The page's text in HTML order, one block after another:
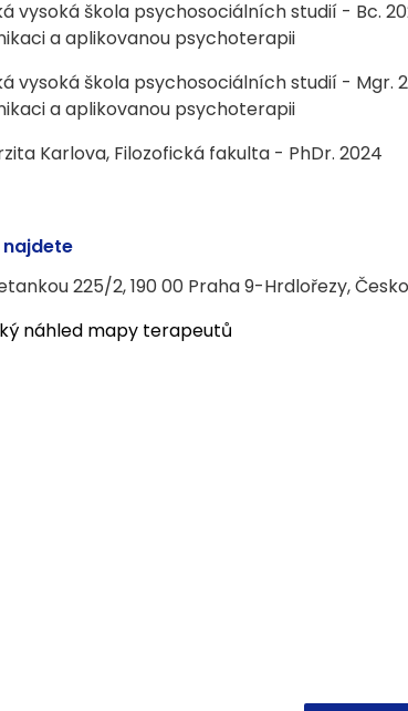
vysoká škola psychosociálních studií - Bc.
a aplikovanou psychoterapii
vysoká škola psychosociálních studií -
a aplikovanou psychoterapii
Karlova, Filozofická fakulta - PhDr. 2024
najdete
225/2, 190 00 Praha 9-Hrdlořezy, Česko